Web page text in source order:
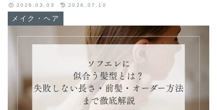
メイク・ヘア
2026.03.03 2026.07.10